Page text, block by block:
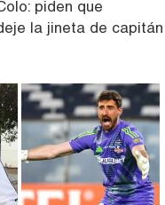
piden que
la jineta de capitán